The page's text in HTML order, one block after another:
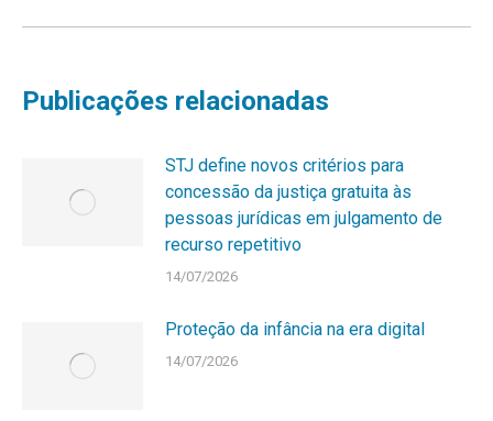
Publicações relacionadas
STJ define novos critérios para
concessão da justiça gratuita às
pessoas jurídicas em julgamento de
recurso repetitivo
14/07/2026
Proteção da infância na era digital
14/07/2026